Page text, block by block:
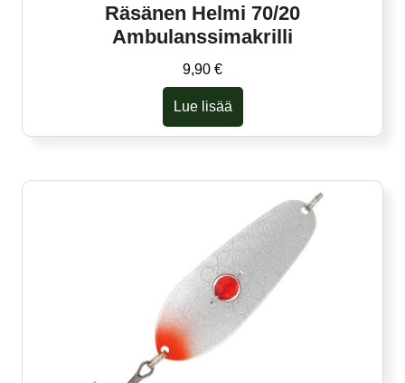
Räsänen Helmi 70/20
Ambulanssimakrilli
9,90 €
Lue lisää